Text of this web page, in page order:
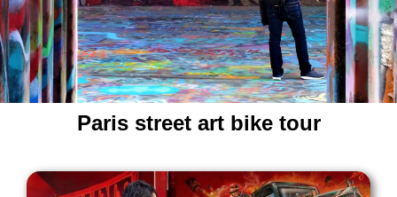
Paris street art bike tour